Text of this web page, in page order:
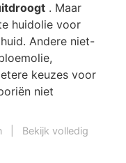
. Maar
huidolie voor
Andere niet-
keuzes voor
niet
Bekijk volledig